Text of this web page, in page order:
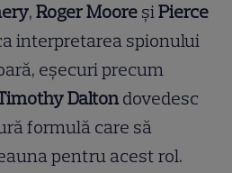
,Roger Moore șiPierce
interpretarea spionului
eșecuri precum
Dalton dovedesc
formulă care să
pentru acest rol.